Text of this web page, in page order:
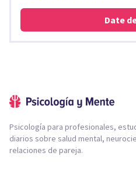
Date
Psicología para profesionales,
diarios sobre salud mental,
relaciones de pareja.